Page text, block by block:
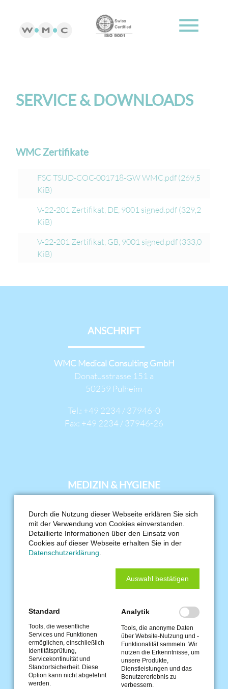
menu
SERVICE & DOWNLOADS
WMC Zertifikate
FSC TSUD-COC-001718-GW WMC.pdf (269,5
KiB)
V-22-201 Zertifikat, DE, 9001 signed.pdf (329,2
KiB)
V-22-201 Zertifikat, GB, 9001 signed.pdf (333,0
KiB)
ANSCHRIFT
WMC Medical Consulting GmbH
Donatusstrasse 151 a
50259 Pulheim
Tel.: +49 2234 / 37946-0
Fax: +49 2234 / 37946-26
MEDIZIN & HYGIENE
Navigation
überspringen
Handschuhe
Kopfbedeckungen
Arbeitskleidung
Pflege & Hygiene
Stations- und Patientenbedarf
Spender & Halterungen
Medizinbedarf
Pflegebedarf
Einwegbekleidung
Durch die Nutzung dieser Webseite erklären Sie sich
mit der Verwendung von Cookies einverstanden.
Detaillierte Informationen über den Einsatz von
Cookies auf dieser Webseite erhalten Sie in der
Datenschutzerklärung
Auswahl bestätigen
Standard
Tools, die wesentliche
Services und Funktionen
ermöglichen, einschließlich
Identitätsprüfung,
Servicekontinuität und
Standortsicherheit. Diese
Option kann nicht abgelehnt
werden.
Analytik
Tools, die anonyme Daten
über Website-Nutzung und -
Funktionalität sammeln. Wir
nutzen die Erkenntnisse, um
unsere Produkte,
Dienstleistungen und das
Benutzererlebnis zu
verbessern.